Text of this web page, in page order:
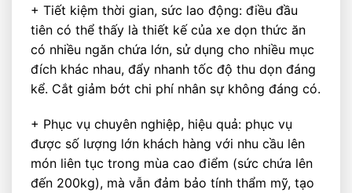
+ Tiết kiệm thời gian, sức lao động: điều đầu
tiên có thể thấy là thiết kế của xe dọn thức ăn
có nhiều ngăn chứa lớn, sử dụng cho nhiều mục
đích khác nhau, đẩy nhanh tốc độ thu dọn đáng
kể. Cắt giảm bớt chi phí nhân sự không đáng có.
+ Phục vụ chuyên nghiệp, hiệu quả: phục vụ
được số lượng lớn khách hàng với nhu cầu lên
món liên tục trong mùa cao điểm (sức chứa lên
đến 200kg), mà vẫn đảm bảo tính thẩm mỹ, tạo